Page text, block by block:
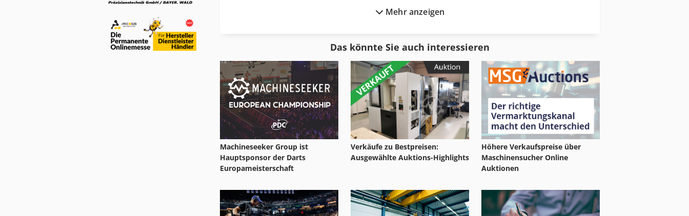
Hsc 20 Linear
Schuhmachermaschine Fraes Und Schleifmaschine
Mehr anzeigen
Das könnte Sie auch interessieren
Machineseeker Group ist
Hauptsponsor der Darts
Europameisterschaft
Verkäufe zu Bestpreisen:
Ausgewählte Auktions-Highlights
Höhere Verkaufspreise über
Maschinensucher Online
Auktionen